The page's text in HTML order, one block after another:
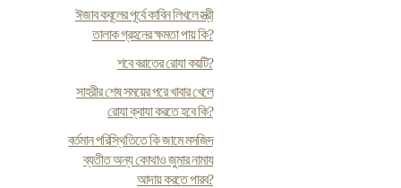
ঈজাব কবূলের পূর্বে কাবিন লিখলে স্ত্রী
তালাক গ্রহনের ক্ষমতা পায় কি?
শবে বরাতের রোযা কয়টি?
সাহরীর শেষ সময়ের পরে খাবার খেলে
রোযা ক্বাযা করতে হবে কি?
বর্তমান পরিস্থিতিতে কি জামে মসজিদ
ব্যতীত অন্য কোথাও জুমার নামায
আদায় করতে পারব?